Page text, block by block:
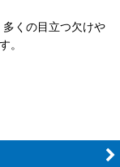
くの目立つ欠けや
。